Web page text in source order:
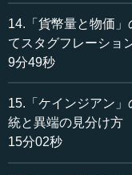
14.「貨幣量と物価
てスタグフレーショ
9分49秒
15.「ケインジアン
統と異端の見分け方
15分02秒